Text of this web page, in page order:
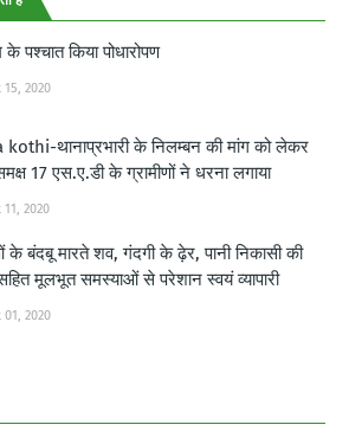
के पश्चात किया पोधारोपण
15, 2020
थानाप्रभारी के निलम्बन की मांग को लेकर
17 एस.ए.डी के ग्रामीणों ने धरना लगाया
2020
बंदबू मारते शव, गंदगी के ढ़ेर, पानी निकासी की
मूलभूत समस्याओं से परेशान स्वयं व्यापारी
01, 2020